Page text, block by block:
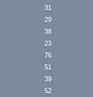
31
29
38
23
76
51
39
52